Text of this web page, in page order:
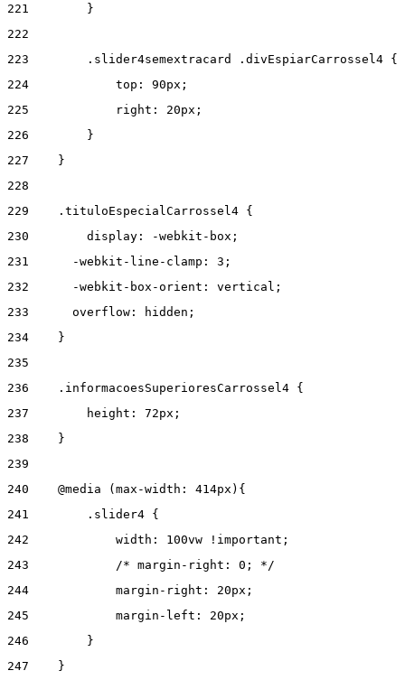
221
        }
222
223
        .slider4semextracard .divEspiarCarrossel4 {
224
            top: 90px;
225
            right: 20px;
226
        }
227
    }
228
229
    .tituloEspecialCarrossel4 {
230
        display: -webkit-box;
231
      -webkit-line-clamp: 3;
232
      -webkit-box-orient: vertical;
233
      overflow: hidden;
234
    }
235
236
    .informacoesSuperioresCarrossel4 {
237
        height: 72px;
238
    }
239
240
    @media (max-width: 414px){
241
        .slider4 {
242
            width: 100vw !important;
243
            /* margin-right: 0; */
244
            margin-right: 20px;
245
            margin-left: 20px;
246
        }
247
    }